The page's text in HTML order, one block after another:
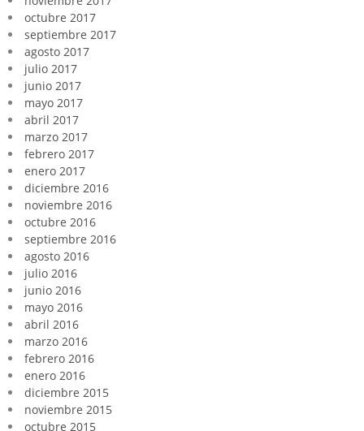
octubre 2017
septiembre 2017
agosto 2017
julio 2017
junio 2017
mayo 2017
abril 2017
marzo 2017
febrero 2017
enero 2017
diciembre 2016
noviembre 2016
octubre 2016
septiembre 2016
agosto 2016
julio 2016
junio 2016
mayo 2016
abril 2016
marzo 2016
febrero 2016
enero 2016
diciembre 2015
noviembre 2015
octubre 2015